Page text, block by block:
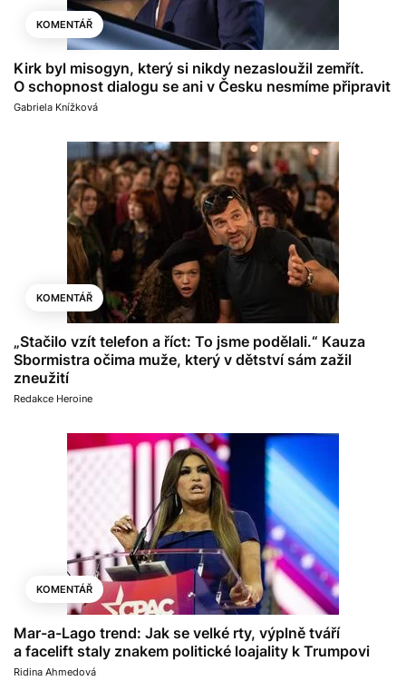
KOMENTÁŘ
Kirk byl misogyn, který si nikdy nezasloužil zemřít.
O schopnost dialogu se ani v Česku nesmíme připravit
Gabriela Knížková
KOMENTÁŘ
„Stačilo vzít telefon a říct: To jsme podělali.“ Kauza
Sbormistra očima muže, který v dětství sám zažil
zneužití
Redakce Heroine
KOMENTÁŘ
Mar-a-Lago trend: Jak se velké rty, výplně tváří
a facelift staly znakem politické loajality k Trumpovi
Ridina Ahmedová